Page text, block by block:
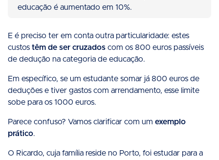
educação é aumentado em 10%.
E é preciso ter em conta outra particularidade: estes
custos têm de ser cruzados com os 800 euros passíveis
de dedução na categoria de educação.
Em específico, se um estudante somar já 800 euros de
deduções e tiver gastos com arrendamento, esse limite
sobe para os 1000 euros.
Parece confuso? Vamos clarificar com um exemplo
prático.
O Ricardo, cuja família reside no Porto, foi estudar para a